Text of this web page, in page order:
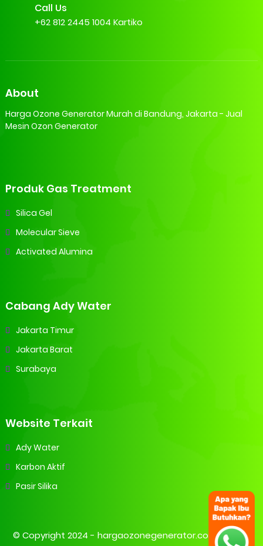
Call Us
+62 812 2445 1004 Kartiko
About
Harga Ozone Generator Murah di Bandung, Jakarta - Jual
Mesin Ozon Generator
Produk Gas Treatment
Silica Gel
Molecular Sieve
Activated Alumina
Cabang Ady Water
Jakarta Timur
Jakarta Barat
Surabaya
Website Terkait
Ady Water
Karbon Aktif
Pasir Silika
© Copyright 2024 - hargaozonegenerator.com | Harga